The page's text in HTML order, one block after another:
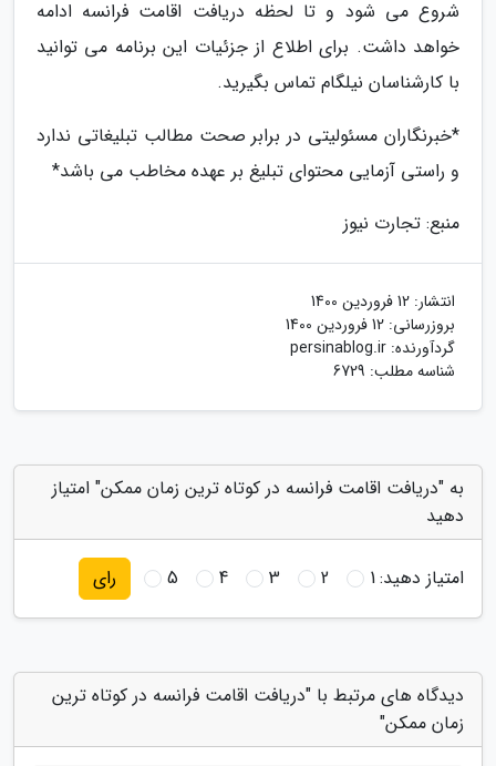
شروع می شود و تا لحظه دریافت اقامت فرانسه ادامه
خواهد داشت. برای اطلاع از جزئیات این برنامه می توانید
با کارشناسان نیلگام تماس بگیرید.
*خبرنگاران مسئولیتی در برابر صحت مطالب تبلیغاتی ندارد
و راستی آزمایی محتوای تبلیغ بر عهده مخاطب می باشد*
منبع: تجارت نیوز
انتشار: 12 فروردین 1400
بروزرسانی: 12 فروردین 1400
گردآورنده: persinablog.ir
شناسه مطلب: 6729
به "دریافت اقامت فرانسه در کوتاه ترین زمان ممکن" امتیاز
دهید
امتیاز دهید:1
2
3
4
5 رای
دیدگاه های مرتبط با "دریافت اقامت فرانسه در کوتاه ترین
زمان ممکن"